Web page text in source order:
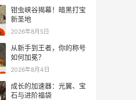
钳虫峡谷揭幕！暗黑打宝
新圣地
2026年8月5日
从新手到王者，你的称号
如何加冕？
2026年8月4日
成长的加速器：光翼、宝
石与进阶福袋